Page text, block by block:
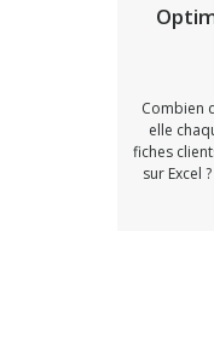
Combien
elle
fiches
sur Excel